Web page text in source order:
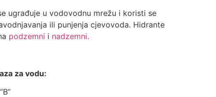
ugrađuje u vodovodnu mrežu i koristi se
ili punjenja cjevovoda. Hidrante
podzemni i nadzemni.
za vodu: